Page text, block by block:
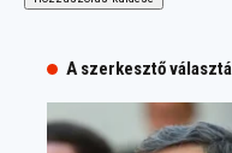
A szerkesztő